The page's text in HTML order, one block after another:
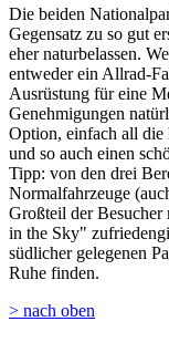
Die beiden
Gegensatz zu so gut
eher naturbelassen.
entweder ein Allrad-
Ausrüstung für eine
Genehmigungen
Option, einfach all die
und so auch einen
Tipp: von den drei
Normalfahrzeuge
Großteil der Besucher
in the Sky"
südlicher gelegenen
Ruhe finden.
> nach oben